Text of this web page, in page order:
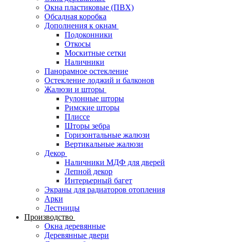
Окна пластиковые (ПВХ)
Обсадная коробка
Дополнения к окнам
Подоконники
Откосы
Москитные сетки
Наличники
Панорамное остекление
Остекление лоджий и балконов
Жалюзи и шторы
Рулонные шторы
Римские шторы
Плиссе
Шторы зебра
Горизонтальные жалюзи
Вертикальные жалюзи
Декор
Наличники МДФ для дверей
Лепной декор
Интерьерный багет
Экраны для радиаторов отопления
Арки
Лестницы
Производство
Окна деревянные
Деревянные двери